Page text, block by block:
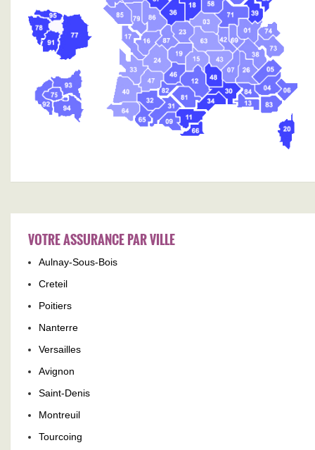
VOTRE ASSURANCE PAR VILLE
Aulnay-Sous-Bois
Creteil
Poitiers
Nanterre
Versailles
Avignon
Saint-Denis
Montreuil
Tourcoing